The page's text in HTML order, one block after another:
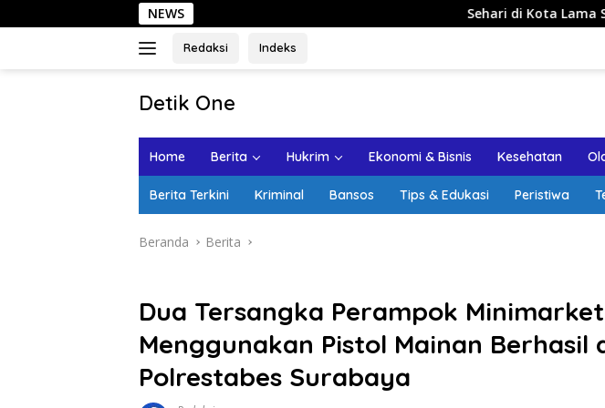
ke
NEWS Sehari di Kota Lama Semarang: Jalan
Redaksi Indeks
Detik One
Ungkap
Home Berita Hukrim Ekonomi & Bisnis Kesehatan
Berita Terkini Kriminal Bansos Tips & Edukasi Peristiwa
Beranda Berita
Dua Tersangka Perampok
Menggunakan Pistol Mainan Berhasil
Polrestabes Surabaya